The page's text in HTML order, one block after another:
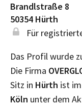
Brandlstraße 8
50354 Hürth
Für
Das Profil wurde
Die Firma
Sitz in Hürth ist
Köln unter dem